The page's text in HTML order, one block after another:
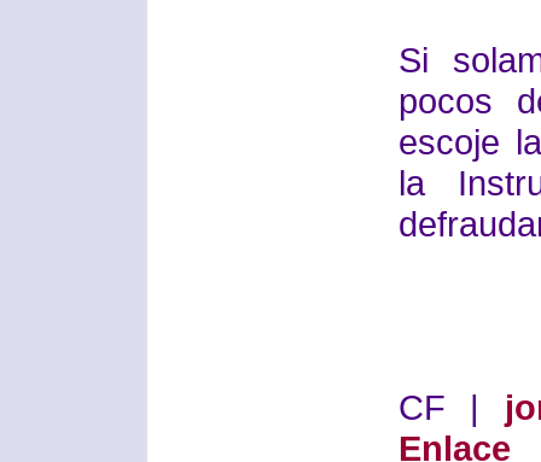
Si
pocos
escoje
la
CF |
Enlace